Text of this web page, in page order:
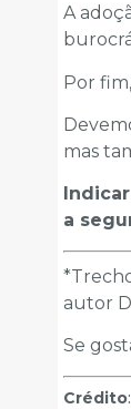
A
Por
mas
a
autor
Se
Crédito